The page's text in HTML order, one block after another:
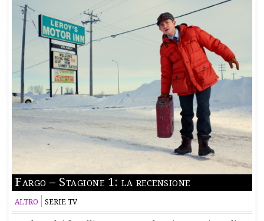
Fargo – Stagione 1: la recensione
ALTRO SERIE TV